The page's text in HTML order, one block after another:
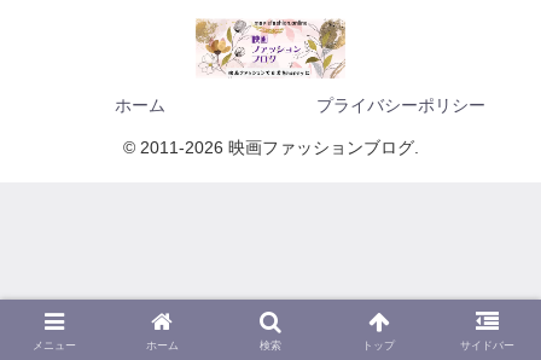
ホーム プライバシーポリシー
© 2011-2026 映画ファッションブログ.
メニュー ホーム 検索 トップ サイドバー